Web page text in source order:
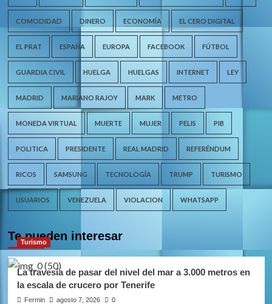
COMODIDAD DINERO ECONOMÍA EL CERO DIGITAL
EL PRAT ESPAÑA EUROPA FACEBOOK FÚTBOL
GUARDIA CIVIL HUELGA HUELGAS INTERNET LEY
MADRID MARIANO RAJOY MARK METRO
MONEDA VIRTUAL MUERTE MUJER PELIS PIB
POLITICA PRESIDENTE REAL MADRID REFERÉNDUM
RICOS SAMSUNG TECNOLOGÍA TRUMP TURISMO
USUARIOS VENEZUELA VIOLACION WHATSAPP
Te pueden interesar
Turismo
La travesía de pasar del nivel del mar a 3.000 metros en
la escala de crucero por Tenerife
Fermin agosto 7, 2026 0